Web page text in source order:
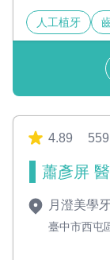
人工植牙
4.89
蕭彥屏
月澄美學
臺中市西屯